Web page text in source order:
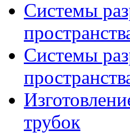
Системы
Системы
трубок